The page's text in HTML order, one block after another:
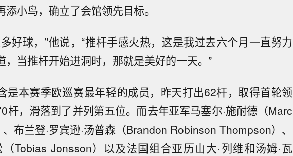
小鸟，确立了会馆领先目标。
好球，”他说，“推杆手感火热，这是我过去六个月一直努力
，当推杆开始进洞时，那就是美好的一天。”
是本赛季欧巡赛最年轻的成员，昨天打出62杆，取得首轮领
杆，滑落到了并列第五位。而去年亚军马塞尔·施耐德（Marc
布兰登·罗宾逊·汤普森（Brandon Robinson Thompson）、
Tobias Jonsson）以及法国组合亚历山大·列维和汤姆·瓦